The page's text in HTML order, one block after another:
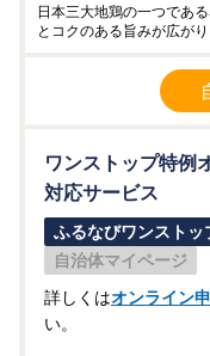
日本三大地鶏の一つであ
とコクのある旨みが広が
ワンストップ特例
対応サービス
ふるなびワンストッ
自治体マイページ
詳しくはオンライン
い。